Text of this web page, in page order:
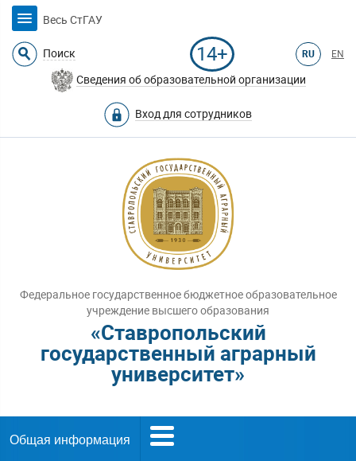
Весь СтГАУ
Поиск 14+ RU EN
Сведения об образовательной организации
Вход для сотрудников
Федеральное государственное бюджетное образовательное
учреждение высшего образования
«Ставропольский
государственный аграрный
университет»
Общая информация